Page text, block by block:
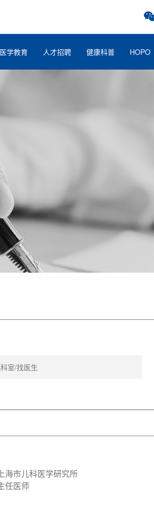
医学教育 人才招聘 健康科普 HOPO
海市儿科医学研究所
任医师